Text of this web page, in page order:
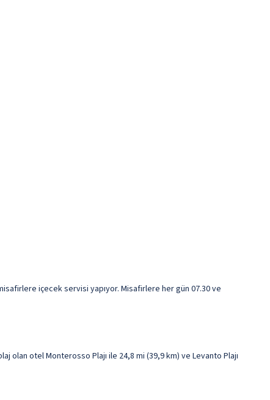
içecek servisi yapıyor. Misafirlere her gün 07.30 ve
olan otel Monterosso Plajı ile 24,8 mi (39,9 km) ve Levanto Plajı